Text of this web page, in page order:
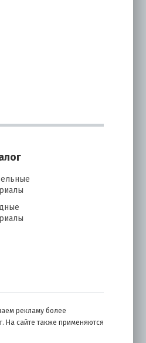
рекламу более
На сайте также применяются